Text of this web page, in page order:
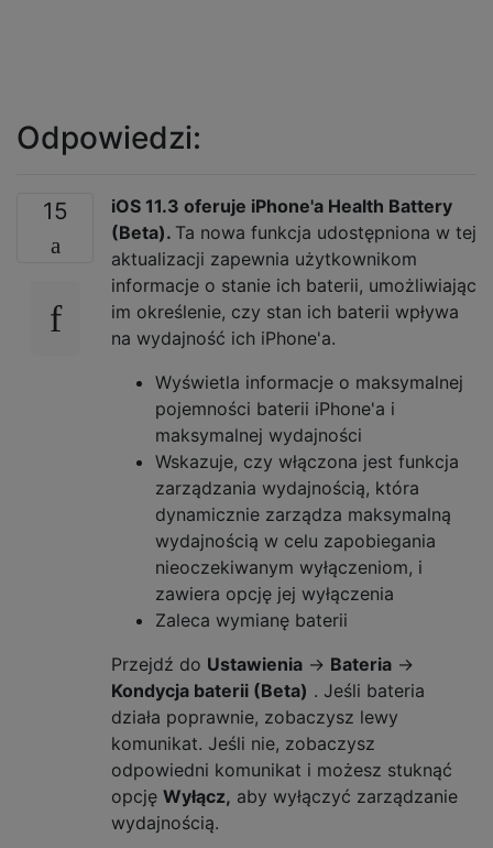
Odpowiedzi:
15
iOS 11.3 oferuje iPhone'a Health Battery
(Beta). Ta nowa funkcja udostępniona w tej
aktualizacji zapewnia użytkownikom
informacje o stanie ich baterii, umożliwiając
im określenie, czy stan ich baterii wpływa
na wydajność ich iPhone'a.
Wyświetla informacje o maksymalnej
pojemności baterii iPhone'a i
maksymalnej wydajności
Wskazuje, czy włączona jest funkcja
zarządzania wydajnością, która
dynamicznie zarządza maksymalną
wydajnością w celu zapobiegania
nieoczekiwanym wyłączeniom, i
zawiera opcję jej wyłączenia
Zaleca wymianę baterii
Przejdź do Ustawienia → Bateria →
Kondycja baterii (Beta) . Jeśli bateria
działa poprawnie, zobaczysz lewy
komunikat. Jeśli nie, zobaczysz
odpowiedni komunikat i możesz stuknąć
opcję Wyłącz, aby wyłączyć zarządzanie
wydajnością.